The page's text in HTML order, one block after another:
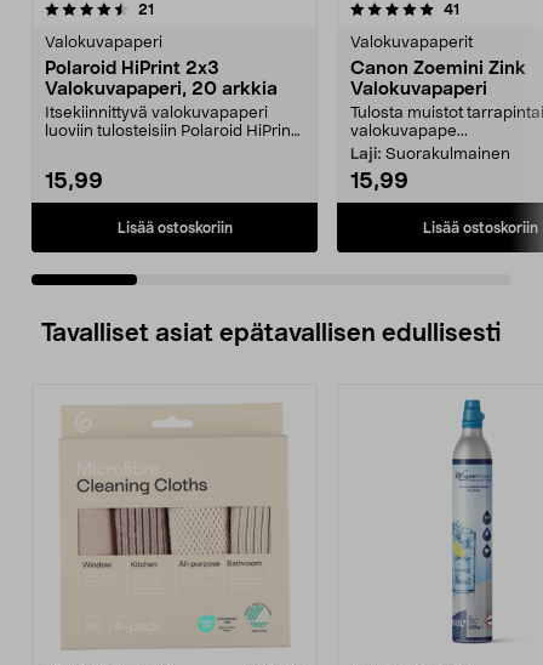
21
Valokuvapaperi
Polaroid HiPrint 2x3
Valokuvapaperi, 20 arkkia
Itsekiinnittyvä valokuvapaperi
luoviin tulosteisiin Polaroid HiPrint
15,99
Lisää ostoskoriin
5.0 viidestä
41
Valokuvapaperit
Canon Zoemini Zink
Valokuvapaperi
Tulosta muistot
valokuvapape...
Laji: Suorakulmainen
15,99
Lisää ostoskoriin
4.5 viidestä
Tavalliset asiat epätavallisen edullisesti